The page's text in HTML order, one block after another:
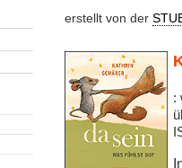
erstellt von der
: